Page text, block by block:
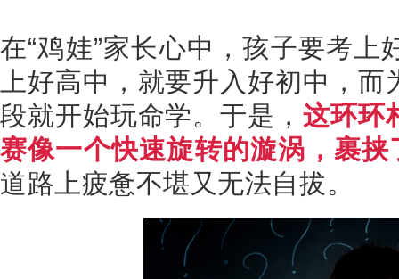
在“鸡娃”家长心中，孩子要考
上好高中，就要升入好初中，
段就开始玩命学。于是， 这环环
赛像一个快速旋转的漩涡，裹挟
道路上疲惫不堪又无法自拔。